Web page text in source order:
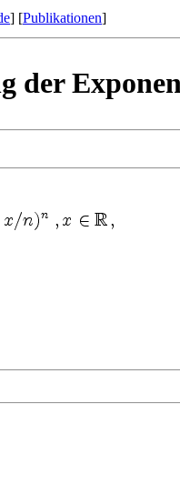
] [Publikationen]
der